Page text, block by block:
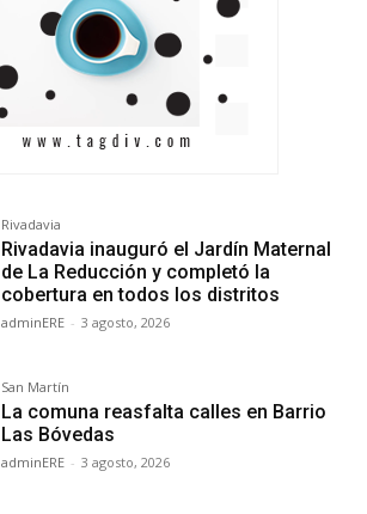
Rivadavia
Rivadavia inauguró el Jardín Maternal
de La Reducción y completó la
cobertura en todos los distritos
adminERE - 3 agosto, 2026
San Martín
La comuna reasfalta calles en Barrio
Las Bóvedas
adminERE - 3 agosto, 2026